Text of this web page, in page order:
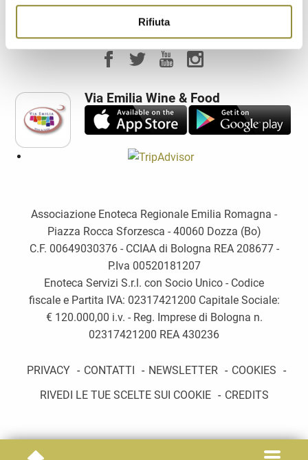
Rifiuta
Via Emilia Wine & Food
Associazione Enoteca Regionale Emilia Romagna -
Piazza Rocca Sforzesca - 40060 Dozza (Bo)
C.F. 00649030376 - CCIAA di Bologna REA 208677 -
P.Iva 00520181207
Enoteca Servizi S.r.l. con Socio Unico - Codice
fiscale e Partita IVA: 02317421200 Capitale Sociale:
€ 120.000,00 i.v. - Reg. Imprese di Bologna n.
02317421200 REA 430236
PRIVACY - CONTATTI - NEWSLETTER - COOKIES -
RIVEDI LE TUE SCELTE SUI COOKIE - CREDITS